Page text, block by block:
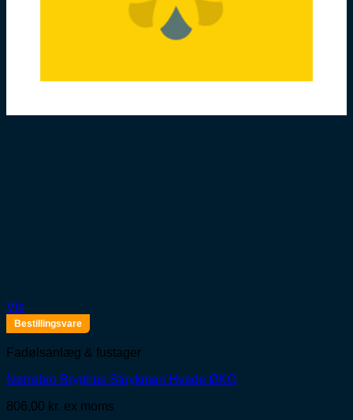
Vis
Bestillingsvare
Fadølsanlæg & fustager
Nørrebro Bryghus Stuykman Hvede ØKO
806,00 kr. ex moms